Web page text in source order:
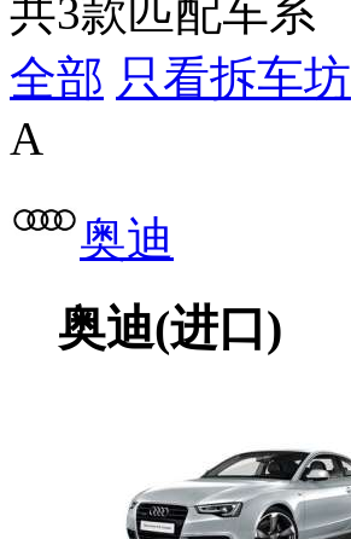
共3款匹配车系
全部 只看拆车坊
A
奥迪
奥迪(进口)